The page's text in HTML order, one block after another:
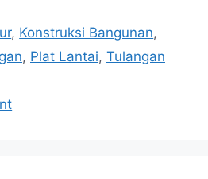
, Konstruksi Bangunan,
, Plat Lantai, Tulangan